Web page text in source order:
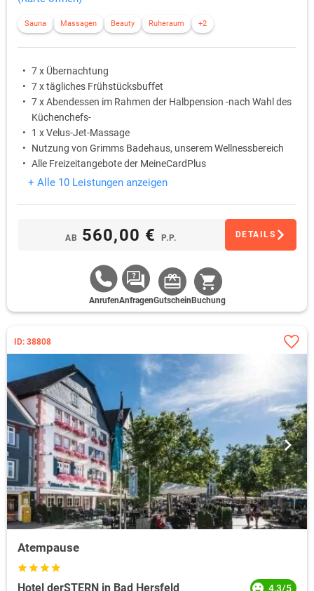
Sauna Massagen Beauty Ruheraum +2
7 x Übernachtung
7 x tägliches Frühstücksbuffet
7 x Abendessen im Rahmen der Halbpension -nach Wahl des
Küchenchefs-
1 x Velus-Jet-Massage
Nutzung von Grimms Badehaus, unserem Wellnessbereich
Alle Freizeitangebote der MeineCardPlus
+ Alle 10 Leistungen anzeigen
AB 560,00 € P.P. DETAILS
AnrufenAnfragenGutschein Buchung
ID: 38808
Atempause
Hotel derSTERN in Bad Hersfeld 4,3/5